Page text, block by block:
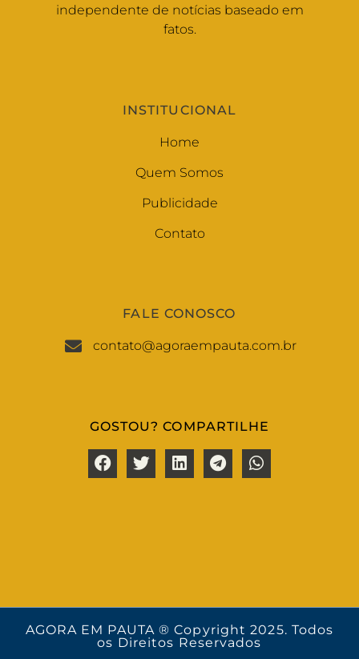
independente de notícias baseado em
fatos.
INSTITUCIONAL
Home
Quem Somos
Publicidade
Contato
FALE CONOSCO
contato@agoraempauta.com.br
GOSTOU? COMPARTILHE
AGORA EM PAUTA ® Copyright 2025. Todos
os Direitos Reservados